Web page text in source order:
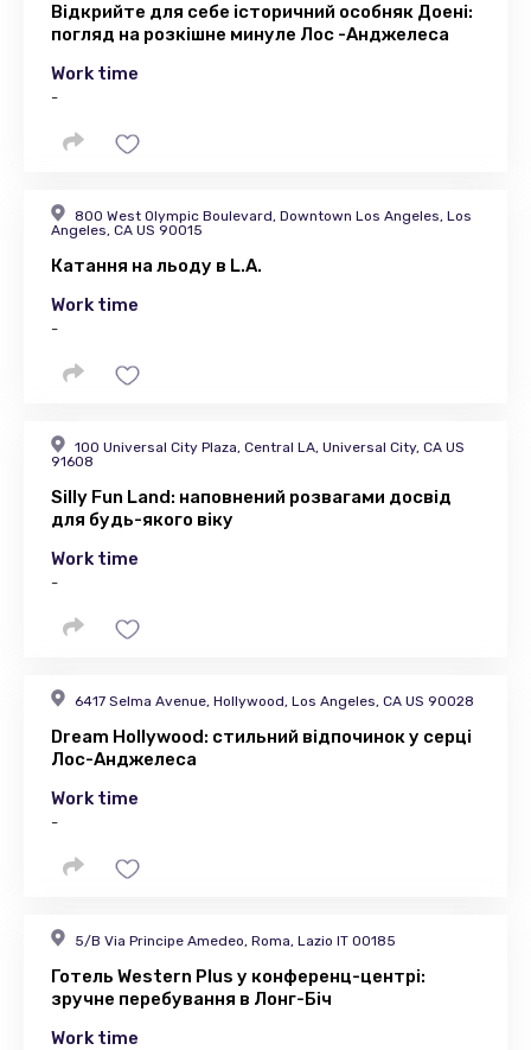
Відкрийте для себе історичний особняк Доені:
погляд на розкішне минуле Лос -Анджелеса
Work time
-
800 West Olympic Boulevard, Downtown Los Angeles, Los
Angeles, CA US 90015
Катання на льоду в L.A.
Work time
-
100 Universal City Plaza, Central LA, Universal City, CA US
91608
Silly Fun Land: наповнений розвагами досвід
для будь-якого віку
Work time
-
6417 Selma Avenue, Hollywood, Los Angeles, CA US 90028
Dream Hollywood: стильний відпочинок у серці
Лос-Анджелеса
Work time
-
5/B Via Principe Amedeo, Roma, Lazio IT 00185
Готель Western Plus у конференц-центрі:
зручне перебування в Лонг-Біч
Work time